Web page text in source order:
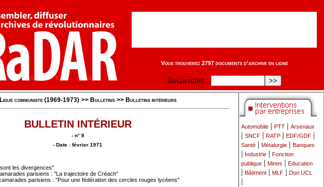
Vous trouverez 2797 documents d'archive en ligne
Rechercher :
Ligue communiste (1969-1973) >> Bulletins >> Bulletins intérieurs
BULLETIN INTÉRIEUR
- n° 9
- Date : février 1971
les divergences"
parisiens : "La trajectoire de Créach"
parisiens : "Pour une fédération des cercles rouges lycéens"
Automobile | PTT | Arsenaux
| SNCF | RATP | EDF/GDF |
Santé | Métalurgie | Banques
| Industrie | Fonction
publique | Mines | Education
| Bâtiment | MLF | Don UCL
|